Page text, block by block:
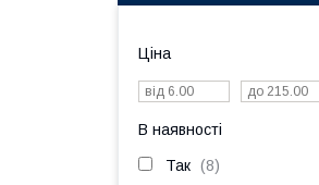
Ціна
В наявності
Так 8